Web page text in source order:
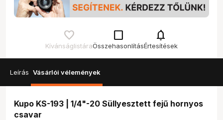
Kívánságlistára
check_box_outline_blank
Összehasonlítás
notifications
Értesítések
Leírás Vásárlói vélemények
Kupo KS-193 | 1/4"-20 Süllyesztett fejű hornyos
csavar